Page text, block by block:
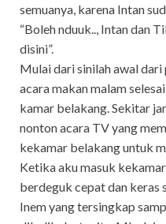
semuanya, karena Intan
“Boleh nduuk.., Intan dan
disini”.
Mulai dari sinilah awal dari
acara makan malam
kamar belakang. Sekitar
nonton acara TV yang
kekamar belakang untuk
Ketika aku masuk
berdeguk cepat dan
Inem yang tersingkap